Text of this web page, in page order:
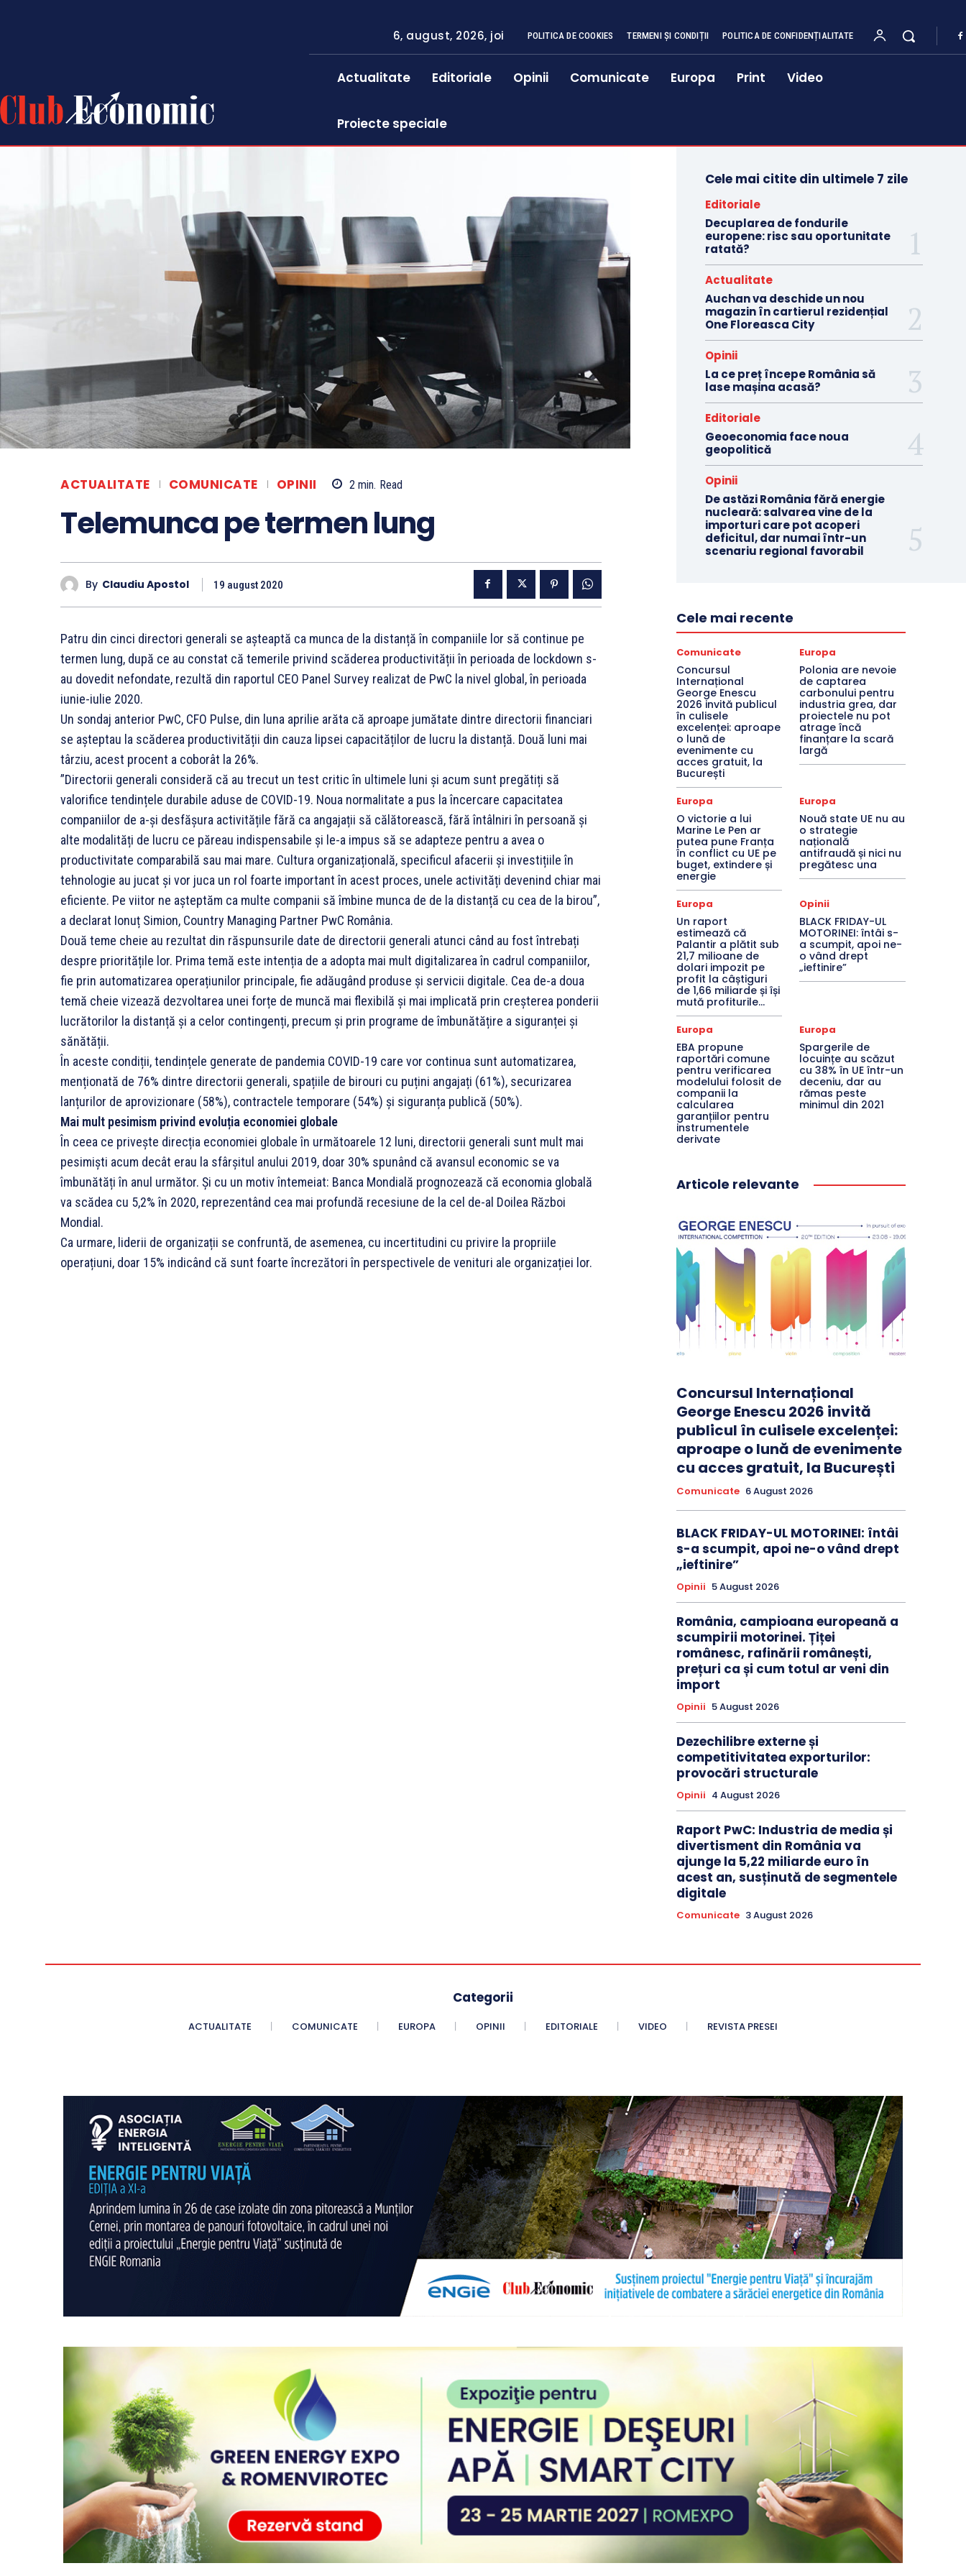
6, august, 2026, joi POLITICA DE COOKIES TERMENI ȘI CONDIȚII POLITICA DE CONFIDENȚIALITATE
Actualitate Editoriale Opinii Comunicate Europa Print Video
Proiecte speciale
ACTUALITATE COMUNICATE OPINII 2 min. Read
Telemunca pe termen lung
By Claudiu Apostol 19 august 2020
Patru din cinci directori generali se așteaptă ca munca de la distanță în companiile lor să continue pe
termen lung, după ce au constat că temerile privind scăderea productivității în perioada de lockdown s-
au dovedit nefondate, rezultă din raportul CEO Panel Survey realizat de PwC la nivel global, în perioada
iunie-iulie 2020.
Un sondaj anterior PwC, CFO Pulse, din luna aprilie arăta că aproape jumătate dintre directorii financiari
se așteptau la scăderea productivității din cauza lipsei capacităților de lucru la distanță. Două luni mai
târziu, acest procent a coborât la 26%.
”Directorii generali consideră că au trecut un test critic în ultimele luni și acum sunt pregătiți să
valorifice tendințele durabile aduse de COVID-19. Noua normalitate a pus la încercare capacitatea
companiilor de a-și desfășura activitățile fără ca angajații să călătorească, fără întâlniri în persoană și
alte modalități de lucru ce păreau indispensabile și le-a impus să se adapteze pentru a avea o
productivitate comparabilă sau mai mare. Cultura organizațională, specificul afacerii și investițiile în
tehnologie au jucat și vor juca un rol foarte important în acest proces, unele activități devenind chiar mai
eficiente. Pe viitor ne așteptăm ca multe companii să îmbine munca de de la distanță cu cea de la birou”,
a declarat Ionuț Simion, Country Managing Partner PwC România.
Două teme cheie au rezultat din răspunsurile date de directorii generali atunci când au fost întrebați
despre prioritățile lor. Prima temă este intenția de a adopta mai mult digitalizarea în cadrul companiilor,
fie prin automatizarea operațiunilor principale, fie adăugând produse și servicii digitale. Cea de-a doua
temă cheie vizează dezvoltarea unei forțe de muncă mai flexibilă și mai implicată prin creșterea ponderii
lucrătorilor la distanță și a celor contingenți, precum și prin programe de îmbunătățire a siguranței și
sănătății.
În aceste condiții, tendințele generate de pandemia COVID-19 care vor continua sunt automatizarea,
menționată de 76% dintre directorii generali, spațiile de birouri cu puțini angajați (61%), securizarea
lanțurilor de aprovizionare (58%), contractele temporare (54%) și siguranța publică (50%).
Mai mult pesimism privind evoluția economiei globale
În ceea ce privește direcția economiei globale în următoarele 12 luni, directorii generali sunt mult mai
pesimiști acum decât erau la sfârșitul anului 2019, doar 30% spunând că avansul economic se va
îmbunătăți în anul următor. Și cu un motiv întemeiat: Banca Mondială prognozează că economia globală
va scădea cu 5,2% în 2020, reprezentând cea mai profundă recesiune de la cel de-al Doilea Război
Mondial.
Ca urmare, liderii de organizații se confruntă, de asemenea, cu incertitudini cu privire la propriile
operațiuni, doar 15% indicând că sunt foarte încrezători în perspectivele de venituri ale organizației lor.
Cele mai citite din ultimele 7 zile
Editoriale
Decuplarea de fondurile
europene: risc sau oportunitate
ratată?
Actualitate
Auchan va deschide un nou
magazin în cartierul rezidențial
One Floreasca City
Opinii
La ce preț începe România să
lase mașina acasă?
Editoriale
Geoeconomia face noua
geopolitică
Opinii
De astăzi România fără energie
nucleară: salvarea vine de la
importuri care pot acoperi
deficitul, dar numai într-un
scenariu regional favorabil
Cele mai recente
Comunicate
Concursul
Internațional
George Enescu
2026 invită publicul
în culisele
excelenței: aproape
o lună de
evenimente cu
acces gratuit, la
București
Europa
Polonia are nevoie
de captarea
carbonului pentru
industria grea, dar
proiectele nu pot
atrage încă
finanțare la scară
largă
Europa
O victorie a lui
Marine Le Pen ar
putea pune Franța
în conflict cu UE pe
buget, extindere și
energie
Europa
Nouă state UE nu au
o strategie
națională
antifraudă și nici nu
pregătesc una
Europa
Un raport
estimează că
Palantir a plătit sub
21,7 milioane de
dolari impozit pe
profit la câștiguri
de 1,66 miliarde și își
mută profiturile...
Opinii
BLACK FRIDAY-UL
MOTORINEI: întâi s-
a scumpit, apoi ne-
o vând drept
„ieftinire”
Europa
EBA propune
raportări comune
pentru verificarea
modelului folosit de
companii la
calcularea
garanțiilor pentru
instrumentele
derivate
Europa
Spargerile de
locuințe au scăzut
cu 38% în UE într-un
deceniu, dar au
rămas peste
minimul din 2021
Articole relevante
Concursul Internațional
George Enescu 2026 invită
publicul în culisele excelenței:
aproape o lună de evenimente
cu acces gratuit, la București
Comunicate 6 August 2026
BLACK FRIDAY-UL MOTORINEI: întâi
s-a scumpit, apoi ne-o vând drept
„ieftinire”
Opinii 5 August 2026
România, campioana europeană a
scumpirii motorinei. Țiței
românesc, rafinării românești,
prețuri ca și cum totul ar veni din
import
Opinii 5 August 2026
Dezechilibre externe și
competitivitatea exporturilor:
provocări structurale
Opinii 4 August 2026
Raport PwC: Industria de media și
divertisment din România va
ajunge la 5,22 miliarde euro în
acest an, susținută de segmentele
digitale
Comunicate 3 August 2026
Categorii
ACTUALITATE COMUNICATE EUROPA OPINII EDITORIALE VIDEO REVISTA PRESEI